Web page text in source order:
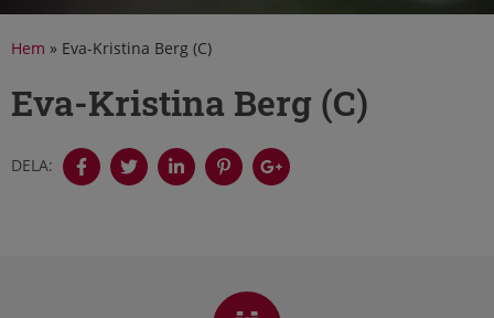
Hem » Eva-Kristina Berg (C)
Eva-Kristina Berg (C)
DELA: